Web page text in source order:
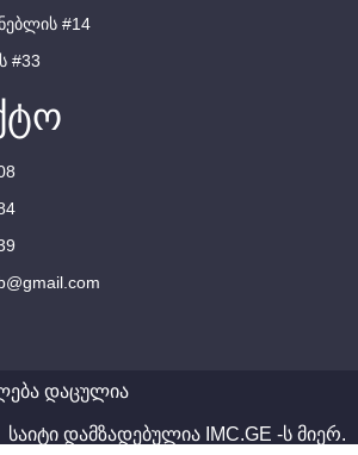
#14
#33
დაცულია
საიტი დამზადებულია IMC.GE -ს მიერ.